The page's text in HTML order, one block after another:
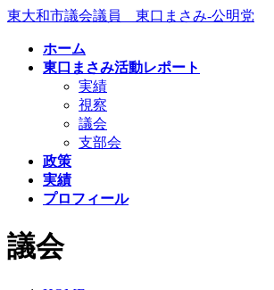
コ
ナ
東大和市議会議員 東口まさみ-公明党
ホーム
東口まさみ活動レポート
実績
視察
議会
支部会
政策
実績
プロフィール
議会